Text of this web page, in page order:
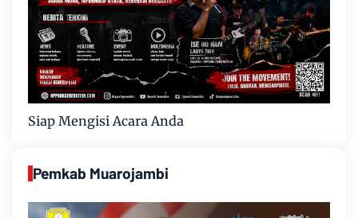
Siap Mengisi Acara Anda
Pemkab Muarojambi